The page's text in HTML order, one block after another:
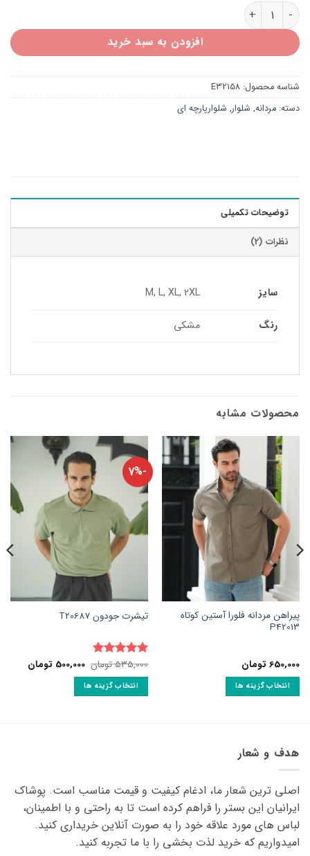
شلوار مازراتی مردانه E32158 عدد
افزودن به سبد خرید
شناسه محصول: E32158
دسته: مردانه, شلوار, شلوارپارچه ای
توضیحات تکمیلی
نظرات (2)
سایز M, L, XL, 2XL
رنگ مشکی
محصولات مشابه
پیراهن مردانه فلورا آستین کوتاه
P42013
650,000 تومان
انتخاب گزینه ها
انواع
مختلفی
می
باشد.
گزینه
ها
ممکن
است
-7%
تیشرت جودون T20687
نمره5از
5
535,000تومان قیمت
اصلی:
بود.
500,000 تومانقیمت
فعلی:
انتخاب گزینه ها
باشد.
گزینه
ممکن
است
هدف و شعار
اصلی ترین شعار ما، ادغام کیفیت و قیمت مناسب است. پوشاک
ایرانیان این بستر را فراهم کرده است تا به راحتی و با اطمینان،
لباس های مورد علاقه ‌خود را به صورت آنلاین خریداری کنید.
امیدواریم که خرید لذت ‌بخشی را با ما تجربه کنید.